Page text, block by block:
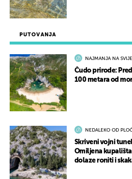
PUTOVANJA
NAJMANJA NA
Čudo prirode:
100 metara od
NEDALEKO OD
Skriveni vojni
Omiljena
dolaze roniti i